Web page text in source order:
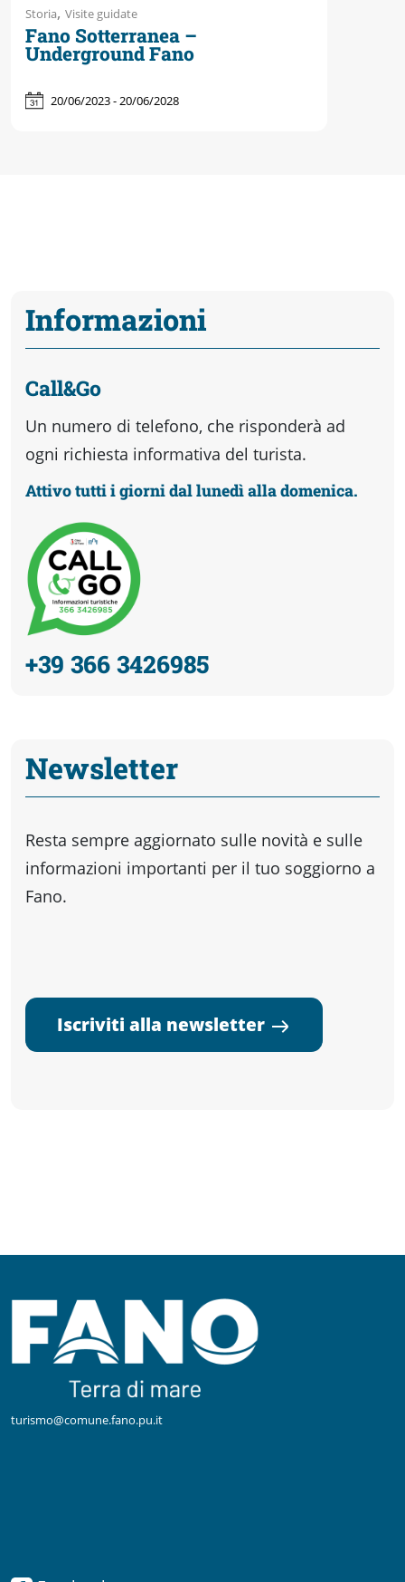
Storia, Visite guidate
Fano Sotterranea –
Underground Fano
20/06/2023 - 20/06/2028
Informazioni
Call&Go
Un numero di telefono, che risponderà ad
ogni richiesta informativa del turista.
Attivo tutti i giorni dal lunedì alla domenica.
+39 366 3426985
Newsletter
Resta sempre aggiornato sulle novità e sulle
informazioni importanti per il tuo soggiorno a
Fano.
Iscriviti alla newsletter
turismo@comune.fano.pu.it